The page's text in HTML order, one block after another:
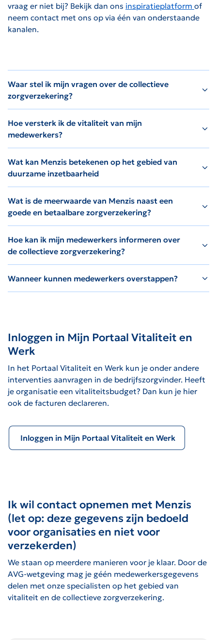
vraag er niet bij? Bekijk dan ons inspiratieplatform of
neem contact met ons op via één van onderstaande
kanalen.
Waar stel ik mijn vragen over de collectieve
zorgverzekering?
Hoe versterk ik de vitaliteit van mijn
medewerkers?
Wat kan Menzis betekenen op het gebied van
duurzame inzetbaarheid
Wat is de meerwaarde van Menzis naast een
goede en betaalbare zorgverzekering?
Hoe kan ik mijn medewerkers informeren over
de collectieve zorgverzekering?
Wanneer kunnen medewerkers overstappen?
Inloggen in Mijn Portaal Vitaliteit en
Werk
In het Portaal Vitaliteit en Werk kun je onder andere
interventies aanvragen in de bedrijfszorgvinder. Heeft
je organisatie een vitaliteitsbudget? Dan kun je hier
ook de facturen declareren.
Inloggen in Mijn Portaal Vitaliteit en Werk
Ik wil contact opnemen met Menzis
(let op: deze gegevens zijn bedoeld
voor organisaties en niet voor
verzekerden)
We staan op meerdere manieren voor je klaar. Door de
AVG-wetgeving mag je géén medewerkersgegevens
delen met onze specialisten op het gebied van
vitaliteit en de collectieve zorgverzekering.